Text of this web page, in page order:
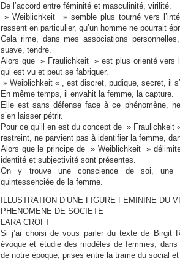
De l’accord entre féminité et masculinité, virilité.
» Weiblichkeit » semble plus tourné vers
ressent en particulier, qu’un homme ne pourrait
Cela rime, dans mes associations
suave, tendre.
Alors que » Fraulichkeit » est plus orienté vers
qui est vu et peut se fabriquer.
» Weiblichkeit « , est discret, pudique, secret, il
En même temps, il envahit la femme, la capture.
Elle est sans défense face à ce phénomène,
s’en laisser pétrir.
Pour ce qu’il en est du concept de » Fraulichkeit
restreint, ne parvient pas à identifier la femme,
Alors que le principe de » Weiblichkeit »
identité et subjectivité sont présentes.
On y trouve une conscience de soi, une
quintessenciée de la femme.
ILLUSTRATION D’UNE FIGURE FEMININE DU
PHENOMENE DE SOCIETE
LARA CROFT
Si j’ai choisi de vous parler du texte de Birgit
évoque et étudie des modèles de femmes, dans
de notre époque, prises entre la trame du social